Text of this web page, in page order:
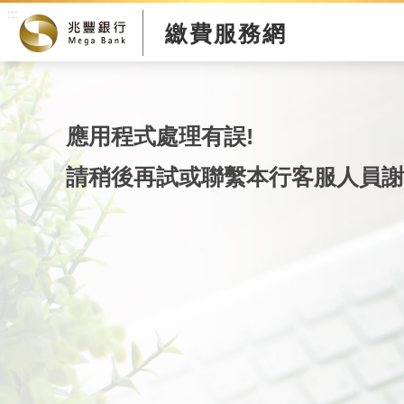
:::
繳費服務網
應用程式處理有誤!
請稍後再試或聯繫本行客服人員